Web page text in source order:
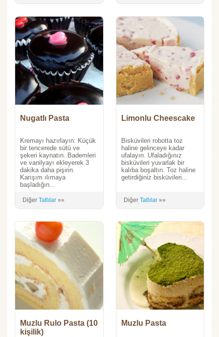
Nugatlı Pasta
Kremayı hazırlayın: Küçük
bir tencerede sütü ve
şekeri kaynatın. Bademleri
ve vanilyayı ekleyerek 3
dakika daha pişirin.
Karışım ılımaya
başladığın...
Diğer Tatlılar »»
Limonlu Cheescake
Bisküvileri robotta toz
haline gelinceye kadar
ufalayın. Ufaladığınız
bisküvileri yuvarlak bir
kalıba boşaltın. Toz haline
getirdiğiniz bisküvileri...
Diğer Tatlılar»»
Muzlu Rulo Pasta (10
kişilik)
Muzlu Pasta